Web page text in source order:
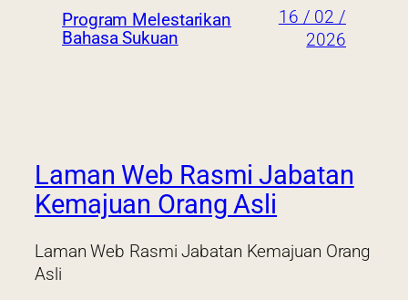
Program Melestarikan
Bahasa Sukuan
16 / 02 /
2026
Laman Web Rasmi Jabatan
Kemajuan Orang Asli
Laman Web Rasmi Jabatan Kemajuan Orang
Asli